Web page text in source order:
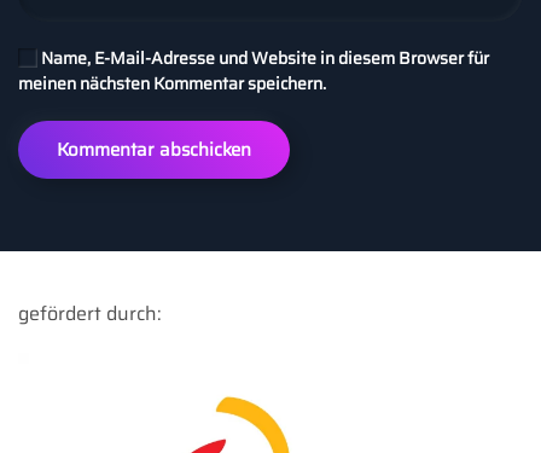
Name, E-Mail-Adresse und Website in diesem Browser für
meinen nächsten Kommentar speichern.
Kommentar abschicken
gefördert durch: